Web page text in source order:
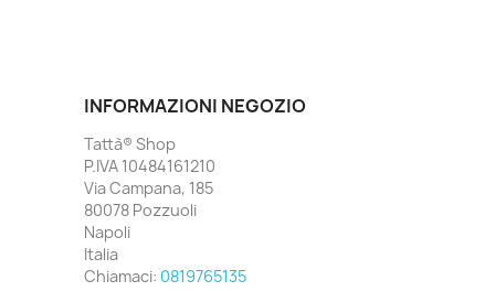
INFORMAZIONI NEGOZIO
Tattà® Shop
P.IVA 10484161210
Via Campana, 185
80078 Pozzuoli
Napoli
Italia
Chiamaci: 0819765135